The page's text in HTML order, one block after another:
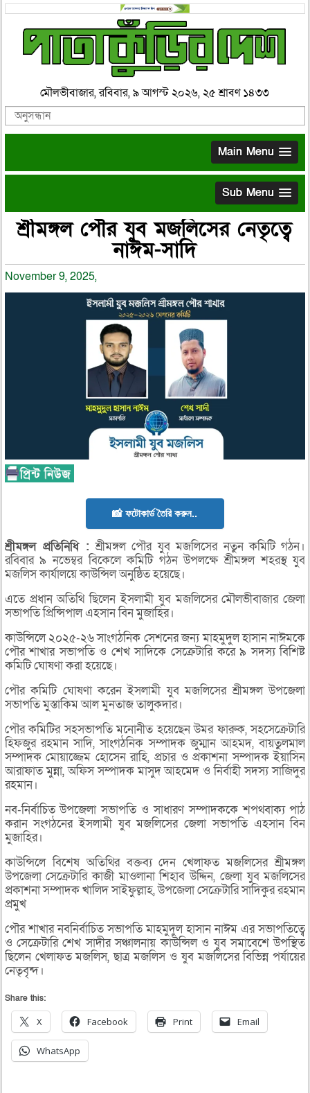
মৌলভীবাজার, রবিবার, ৯ আগস্ট ২০২৬, ২৫ শ্রাবণ ১৪৩৩
Main Menu
Sub Menu
শ্রীমঙ্গল পৌর যুব মজলিসের নেতৃত্বে
নাঈম-সাদি
November 9, 2025,
📸 ফটোকার্ড তৈরি করুন..
শ্রীমঙ্গলপ্রতিনিধি : শ্রীমঙ্গল পৌর যুব মজলিসের নতুন কমিটি গঠন।
রবিবার ৯ নভেম্বর বিকেলে কমিটি গঠন উপলক্ষে শ্রীমঙ্গল শহরস্থ যুব
মজলিস কার্যালয়ে কাউন্সিল অনুষ্ঠিত হয়েছে।
এতে প্রধান অতিথি ছিলেন ইসলামী যুব মজলিসের মৌলভীবাজার জেলা
সভাপতি প্রিন্সিপাল এহসান বিন মুজাহির।
কাউন্সিলে ২০২৫-২৬ সাংগঠনিক সেশনের জন্য মাহমুদুল হাসান নাঈমকে
পৌর শাখার সভাপতি ও শেখ সাদিকে সেক্রেটারি করে ৯ সদস্য বিশিষ্ট
কমিটি ঘোষণা করা হয়েছে।
পৌর কমিটি ঘোষণা করেন ইসলামী যুব মজলিসের শ্রীমঙ্গল উপজেলা
সভাপতি মুস্তাকিম আল মুনতাজ তালুকদার।
পৌর কমিটির সহসভাপতি মনোনীত হয়েছেন উমর ফারুক, সহসেক্রেটারি
হিফজুর রহমান সাদি, সাংগঠনিক সম্পাদক জুম্মান আহমদ, বায়তুলমাল
সম্পাদক মোয়াজ্জেম হোসেন রাহি, প্রচার ও প্রকাশনা সম্পাদক ইয়াসিন
আরাফাত মুন্না, অফিস সম্পাদক মাসুদ আহমেদ ও নির্বাহী সদস্য সাজিদুর
রহমান।
নব-নির্বাচিত উপজেলা সভাপতি ও সাধারণ সম্পাদককে শপথবাক্য পাঠ
করান সংগঠনের ইসলামী যুব মজলিসের জেলা সভাপতি এহসান বিন
মুজাহির।
কাউন্সিলে বিশেষ অতিথির বক্তব্য দেন খেলাফত মজলিসের শ্রীমঙ্গল
উপজেলা সেক্রেটারি কাজী মাওলানা শিহাব উদ্দিন, জেলা যুব মজলিসের
প্রকাশনা সম্পাদক খালিদ সাইফুল্লাহ, উপজেলা সেক্রেটারি সাদিকুর রহমান
প্রমুখ
পৌর শাখার নবনির্বাচিত সভাপতি মাহমুদুল হাসান নাঈম এর সভাপতিত্বে
ও সেক্রেটারি শেখ সাদীর সঞ্চালনায় কাউন্সিল ও যুব সমাবেশে উপস্থিত
ছিলেন খেলাফত মজলিস, ছাত্র মজলিস ও যুব মজলিসের বিভিন্ন পর্যায়ের
নেতৃবৃন্দ।
Share this:
X Facebook Print Email
WhatsApp